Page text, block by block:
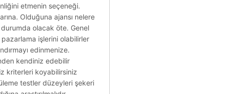
etmenin seçeneği.
Olduğuna ajansı nelere
durumda olacak öte. Genel
işlerini olabilirler
edinmenize.
kendiniz edebilir
kriterleri koyabilirsiniz
testler düzeyleri şekeri